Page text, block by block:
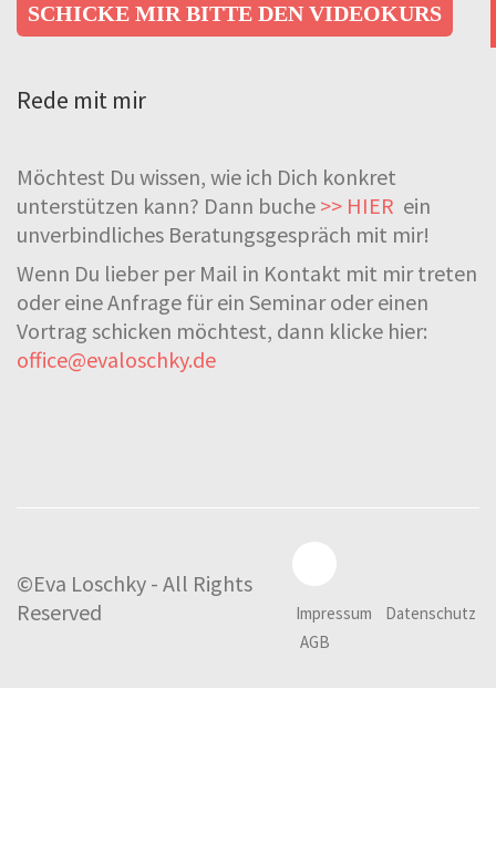
SCHICKE MIR BITTE DEN VIDEOKURS
Rede mit mir
Möchtest Du wissen, wie ich Dich konkret
unterstützen kann? Dann buche >> HIER ein
unverbindliches Beratungsgespräch mit mir!
Wenn Du lieber per Mail in Kontakt mit mir treten
oder eine Anfrage für ein Seminar oder einen
Vortrag schicken möchtest, dann klicke hier:
office@evaloschky.de
Impressum
Datenschutz
AGB
©Eva Loschky - All Rights
Reserved